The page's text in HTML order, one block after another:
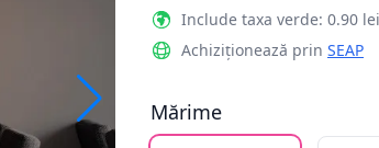
Include taxa verde: 0.90 lei
Achiziționează prin SEAP
Mărime